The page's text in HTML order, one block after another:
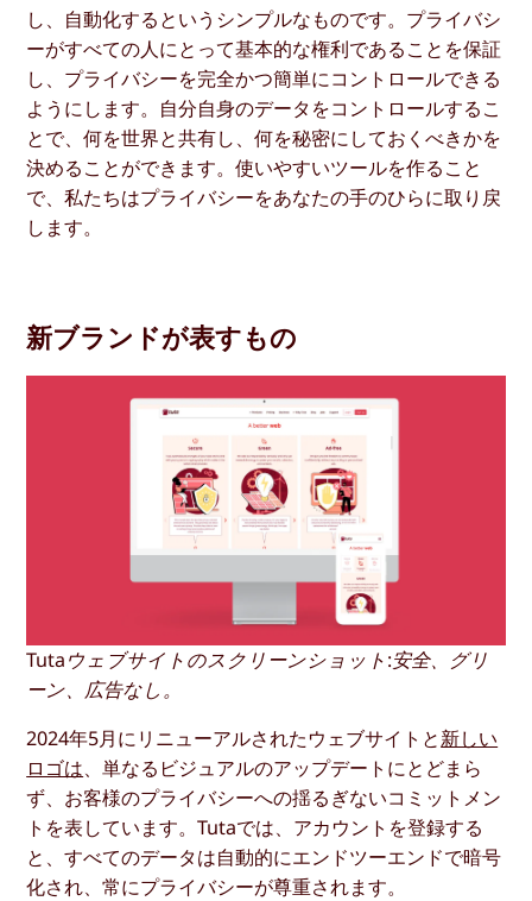
し、自動化するというシンプルなものです。プライバシ
ーがすべての人にとって基本的な権利であることを保証
し、プライバシーを完全かつ簡単にコントロールできる
ようにします。自分自身のデータをコントロールするこ
とで、何を世界と共有し、何を秘密にしておくべきかを
決めることができます。使いやすいツールを作ること
で、私たちはプライバシーをあなたの手のひらに取り戻
します。
新ブランドが表すもの
Tutaウェブサイトのスクリーンショット:安全、グリ
ーン、広告なし。
2024年5月にリニューアルされたウェブサイトと新しい
ロゴは、単なるビジュアルのアップデートにとどまら
ず、お客様のプライバシーへの揺るぎないコミットメン
トを表しています。Tutaでは、アカウントを登録する
と、すべてのデータは自動的にエンドツーエンドで暗号
化され、常にプライバシーが尊重されます。